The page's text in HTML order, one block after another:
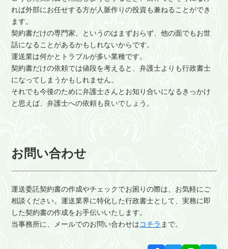
れば外部にお任せする方が人脈作りの投資も兼ねることができ
ます。
契約書だけの専門家、というのはまずおらず、他の面でもお世
話になることがあるかもしれないからです。
運送業は何かとトラブルが多い業種です。
契約書だけの依頼では値段を考えると、弁護士よりも行政書士
になってしまうかもしれません。
それでも今後のために弁護士さんとお知り合いになるきっかけ
と思えば、弁護士への依頼も良いでしょう。
お問い合わせ
運送委託契約書の作成やチェックでお困りの際は、お気軽にご
相談ください。運送業界に特化した行政書士として、実務に即
した契約書の作成をお手伝いいたします。
当事務所に、メールでのお問い合わせは コチラ まで。